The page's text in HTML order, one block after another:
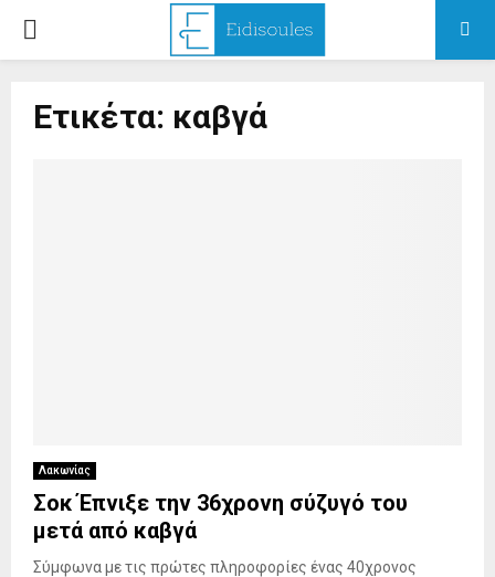
PRIMARY
Ετικέτα: καβγά
Λακωνίας
Σοκ Έπνιξε την 36χρονη σύζυγό του
μετά από καβγά
Σύμφωνα με τις πρώτες πληροφορίες ένας 40χρονος